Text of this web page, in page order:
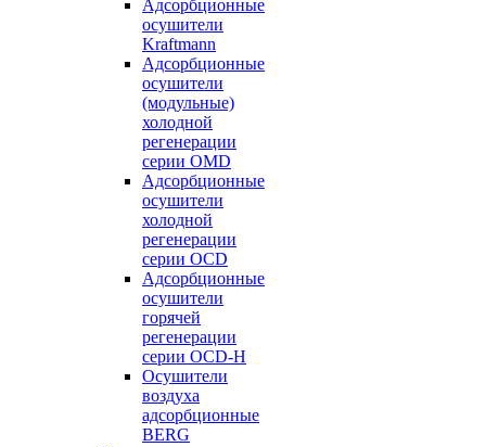
Адсорбционные
осушители
Kraftmann
Адсорбционные
осушители
(модульные)
холодной
регенерации
серии OMD
Адсорбционные
осушители
холодной
регенерации
серии OCD
Адсорбционные
осушители
горячей
регенерации
серии OСD-H
Осушители
воздуха
адсорбционные
BERG